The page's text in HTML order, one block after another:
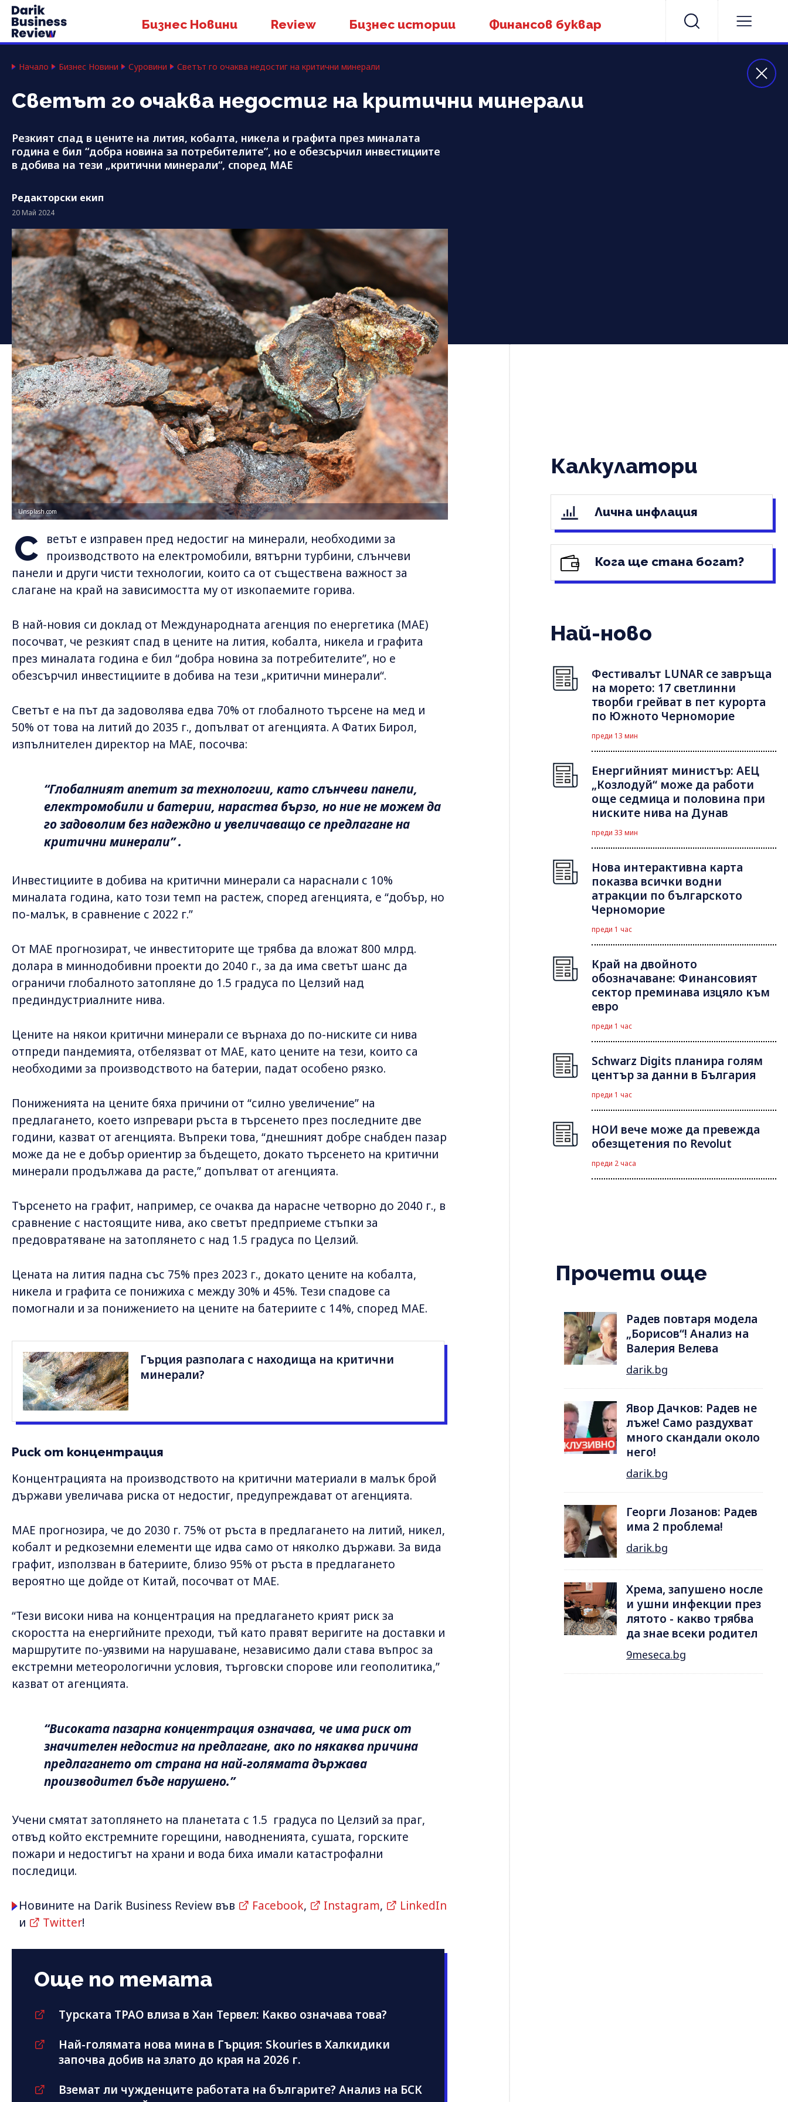
Бизнес Новини Review Бизнес истории Финансов буквар
Начало Бизнес Новини Суровини Светът го очаква недостиг на критични минерали
Светът го очаква недостиг на критични минерали
Резкият спад в цените на лития, кобалта, никела и графита през миналата
година е бил “добра новина за потребителите”, но е обезсърчил инвестициите
в добива на тези „критични минерали“, според МАЕ
Редакторски екип
20 Май 2024
Unsplash.com
С
ветът е изправен пред недостиг на минерали, необходими за
производството на електромобили, вятърни турбини, слънчеви
панели и други чисти технологии, които са от съществена важност за
слагане на край на зависимостта му от изкопаемите горива.
В най-новия си доклад от Международната агенция по енергетика (МАЕ)
посочват, че резкият спад в цените на лития, кобалта, никела и графита
през миналата година е бил “добра новина за потребителите”, но е
обезсърчил инвестициите в добива на тези „критични минерали“.
Светът е на път да задоволява едва 70% от глобалното търсене на мед и
50% от това на литий до 2035 г., допълват от агенцията. А Фатих Бирол,
изпълнителен директор на МАЕ, посочва:
“Глобалният апетит за технологии, като слънчеви панели,
електромобили и батерии, нараства бързо, но ние не можем да
го задоволим без надеждно и увеличаващо се предлагане на
критични минерали” .
Инвестициите в добива на критични минерали са нараснали с 10%
миналата година, като този темп на растеж, според агенцията, е “добър, но
по-малък, в сравнение с 2022 г.”
От МAЕ прогнозират, че инвеститорите ще трябва да вложат 800 млрд.
долара в миннодобивни проекти до 2040 г., за да има светът шанс да
ограничи глобалното затопляне до 1.5 градуса по Целзий над
прединдустриалните нива.
Цените на някои критични минерали се върнаха до по-ниските си нива
отпреди пандемията, отбелязват от МАЕ, като цените на тези, които са
необходими за производството на батерии, падат особено рязко.
Пониженията на цените бяха причини от “силно увеличение” на
предлагането, което изпревари ръста в търсенето през последните две
години, казват от агенцията. Въпреки това, “днешният добре снабден пазар
може да не е добър ориентир за бъдещето, докато търсенето на критични
минерали продължава да расте,” допълват от агенцията.
Търсенето на графит, например, се очаква да нарасне четворно до 2040 г., в
сравнение с настоящите нива, ако светът предприеме стъпки за
предовратяване на затоплянето с над 1.5 градуса по Целзий.
Цената на лития падна със 75% през 2023 г., докато цените на кобалта,
никела и графита се понижиха с между 30% и 45%. Тези спадове са
помогнали и за понижението на цените на батериите с 14%, според МАЕ.
Гърция разполага с находища на критични
минерали?
Риск от концентрация
Концентрацията на производството на критични материали в малък брой
държави увеличава риска от недостиг, предупреждават от агенцията.
МАЕ прогнозира, че до 2030 г. 75% от ръста в предлагането на литий, никел,
кобалт и редкоземни елементи ще идва само от няколко държави. За вида
графит, използван в батериите, близо 95% от ръста в предлагането
вероятно ще дойде от Китай, посочват от МАЕ.
“Тези високи нива на концентрация на предлагането крият риск за
скоростта на енергийните преходи, тъй като правят веригите на доставки и
маршрутите по-уязвими на нарушаване, независимо дали става въпрос за
екстремни метеорологични условия, търговски спорове или геополитика,”
казват от агенцията.
“Високата пазарна концентрация означава, че има риск от
значителен недостиг на предлагане, ако по някаква причина
предлагането от страна на най-голямата държава
производител бъде нарушено.”
Учени смятат затоплянето на планетата с 1.5 градуса по Целзий за праг,
отвъд който екстремните горещини, наводненията, сушата, горските
пожари и недостигът на храни и вода биха имали катастрофални
последици.
Новините на Darik Business Review във Facebook, Instagram,
LinkedIn
и
Twitter!
Още по темата
Турската TPAO влиза в Хан Тервел: Какво означава това?
Най-голямата нова мина в Гърция: Skouries в Халкидики
започва добив на злато до края на 2026 г.
Вземат ли чужденците работата на българите? Анализ на БСК
Калкулатори
Лична инфлация
Кога ще стана богат?
Най-ново
Фестивалът LUNAR се завръща
на морето: 17 светлинни
творби грейват в пет курорта
по Южното Черноморие
преди 13 мин
Енергийният министър: АЕЦ
„Козлодуй“ може да работи
още седмица и половина при
ниските нива на Дунав
преди 33 мин
Нова интерактивна карта
показва всички водни
атракции по българското
Черноморие
преди 1 час
Край на двойното
обозначаване: Финансовият
сектор преминава изцяло към
евро
преди 1 час
Schwarz Digits планира голям
център за данни в България
преди 1 час
НОИ вече може да превежда
обезщетения по Revolut
преди 2 часа
Прочети още
Радев повтаря модела
„Борисов“! Анализ на
Валерия Велева
darik.bg
Явор Дачков: Радев не
лъже! Само раздухват
много скандали около
него!
darik.bg
Георги Лозанов: Радев
има 2 проблема!
darik.bg
Хрема, запушено носле
и ушни инфекции през
лятотo - какво трябва
да знае всеки родител
9meseca.bg